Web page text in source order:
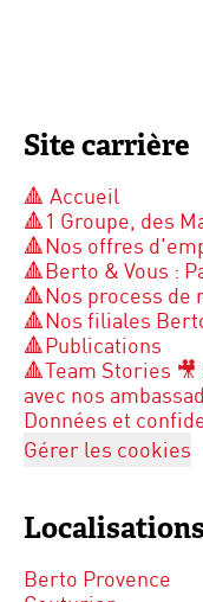
Site carrière
🔺 Accueil
🔺1 Groupe, des
🔺Nos offres
🔺Berto & Vous :
🔺Nos process de
🔺Nos filiales
🔺Publications
🔺Team Stories
avec nos
Données et
Gérer les cookies
Localisations
Berto Provence